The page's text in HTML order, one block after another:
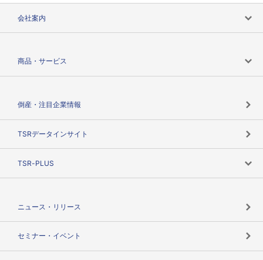
会社案内
商品・サービス
倒産・注目企業情報
TSRデータインサイト
TSR-PLUS
ニュース・リリース
セミナー・イベント